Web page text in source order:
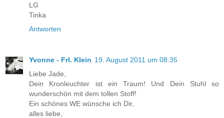
LG
Tinka
Antworten
Yvonne - Frl. Klein 19. August 2011 um 08:35
Liebe Jade,
Dein Kronleuchter ist ein Traum! Und Dein Stuhl so
wunderschön mit dem tollen Stoff!
Ein schönes WE wünsche ich Dir,
alles liebe,